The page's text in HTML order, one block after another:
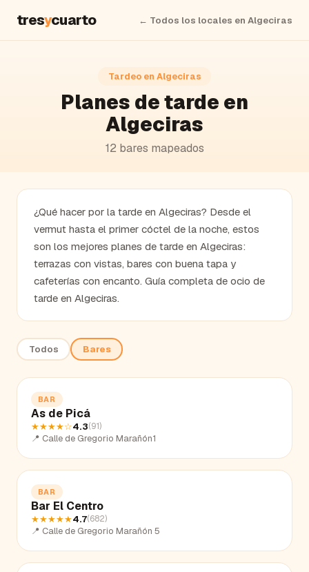
tresycuarto ← Todos los locales en Algeciras
Tardeo en Algeciras
Planes de tarde en
Algeciras
12 bares mapeados
¿Qué hacer por la tarde en Algeciras? Desde el
vermut hasta el primer cóctel de la noche, estos
son los mejores planes de tarde en Algeciras:
terrazas con vistas, bares con buena tapa y
cafeterías con encanto. Guía completa de ocio de
tarde en Algeciras.
Todos Bares
BAR
As de Picá
★★★★☆4.3(91)
📍 Calle de Gregorio Marañón1
BAR
Bar El Centro
★★★★★4.7(682)
📍 Calle de Gregorio Marañón 5